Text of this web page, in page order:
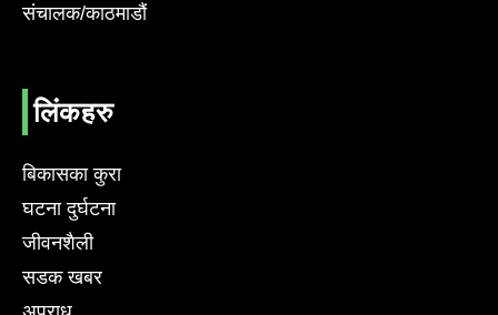
संचालक/काठमाडौं
लिंकहरु
बिकासका कुरा
घटना दुर्घटना
जीवनशैली
सडक खबर